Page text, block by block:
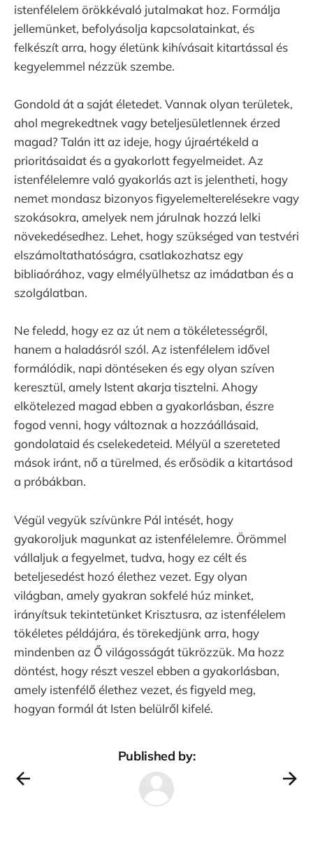
istenfélelem örökkévaló jutalmakat hoz. Formálja
jellemünket, befolyásolja kapcsolatainkat, és
felkészít arra, hogy életünk kihívásait kitartással és
kegyelemmel nézzük szembe.
Gondold át a saját életedet. Vannak olyan területek,
ahol megrekedtnek vagy beteljesületlennek érzed
magad? Talán itt az ideje, hogy újraértékeld a
prioritásaidat és a gyakorlott fegyelmeidet. Az
istenfélelemre való gyakorlás azt is jelentheti, hogy
nemet mondasz bizonyos figyelemelterelésekre vagy
szokásokra, amelyek nem járulnak hozzá lelki
növekedésedhez. Lehet, hogy szükséged van testvéri
elszámoltathatóságra, csatlakozhatsz egy
bibliaórához, vagy elmélyülhetsz az imádatban és a
szolgálatban.
Ne feledd, hogy ez az út nem a tökéletességről,
hanem a haladásról szól. Az istenfélelem idővel
formálódik, napi döntéseken és egy olyan szíven
keresztül, amely Istent akarja tisztelni. Ahogy
elkötelezed magad ebben a gyakorlásban, észre
fogod venni, hogy változnak a hozzáállásaid,
gondolataid és cselekedeteid. Mélyül a szereteted
mások iránt, nő a türelmed, és erősödik a kitartásod
a próbákban.
Végül vegyük szívünkre Pál intését, hogy
gyakoroljuk magunkat az istenfélelemre. Örömmel
vállaljuk a fegyelmet, tudva, hogy ez célt és
beteljesedést hozó élethez vezet. Egy olyan
világban, amely gyakran sokfelé húz minket,
irányítsuk tekintetünket Krisztusra, az istenfélelem
tökéletes példájára, és törekedjünk arra, hogy
mindenben az Ő világosságát tükrözzük. Ma hozz
döntést, hogy részt veszel ebben a gyakorlásban,
amely istenfélő élethez vezet, és figyeld meg,
hogyan formál át Isten belülről kifelé.
Published by: